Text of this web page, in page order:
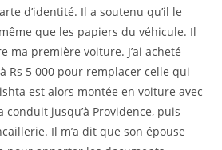
d’identité. Il a soutenu qu’il le
que les papiers du véhicule. Il
ma première voiture. J’ai acheté
Rs 5 000 pour remplacer celle qui
est alors montée en voiture avec
conduit jusqu’à Providence, puis
Il m’a dit que son épouse